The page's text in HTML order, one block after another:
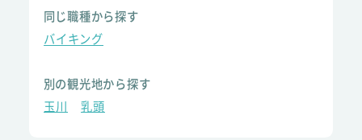
同じ職種から探す
バイキング
別の観光地から探す
玉川
乳頭